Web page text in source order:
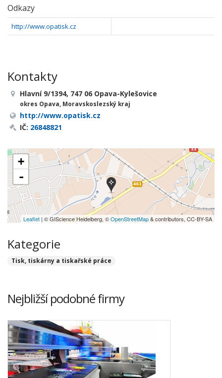
Odkazy
http://www.opatisk.cz
Kontakty
Hlavní 9/1394, 747 06 Opava-Kylešovice
okres Opava, Moravskoslezský kraj
http://www.opatisk.cz
IČ: 26848821
+
-
Leaflet | © GIScience Heidelberg, ©OpenStreetMap& contributors, CC-BY-SA
Kategorie
Tisk, tiskárny a tiskařské práce
Nejbližší podobné firmy